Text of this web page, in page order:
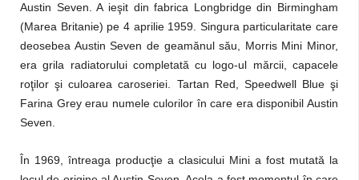
Austin Seven. A ieşit din fabrica Longbridge din Birmingham
(Marea Britanie) pe 4 aprilie 1959. Singura particularitate care
deosebea Austin Seven de geamănul său, Morris Mini Minor,
era grila radiatorului completată cu logo-ul mărcii, capacele
roţilor şi culoarea caroseriei. Tartan Red, Speedwell Blue şi
Farina Grey erau numele culorilor în care era disponibil Austin
Seven.
În 1969, întreaga producţie a clasicului Mini a fost mutată la